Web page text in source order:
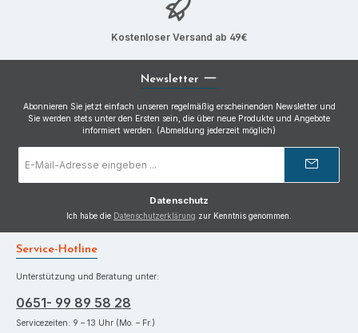
Kostenloser Versand ab 49€
Newsletter
Abonnieren Sie jetzt einfach unseren regelmäßig erscheinenden Newsletter und
Sie werden stets unter den Ersten sein, die über neue Produkte und Angebote
informiert werden. (Abmeldung jederzeit möglich)
Mail-
Datenschutz
Ich habe die Datenschutzerklärung zur Kenntnis genommen.
Service-Hotline
Unterstützung und Beratung unter:
0651- 99 89 58 28
Servicezeiten: 9 – 13 Uhr (Mo. – Fr.)